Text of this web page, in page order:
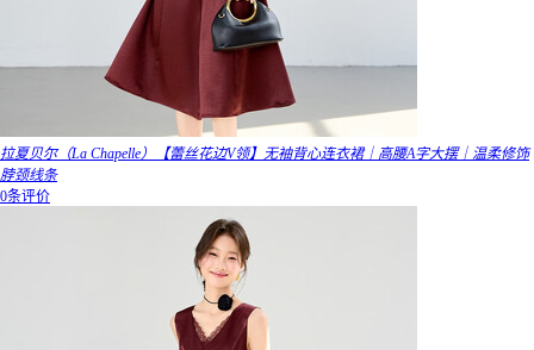
拉夏贝尔（La Chapelle）【蕾丝花边V领】无袖背心连衣裙｜高腰A字大摆｜温柔修饰
脖颈线条
0条评价